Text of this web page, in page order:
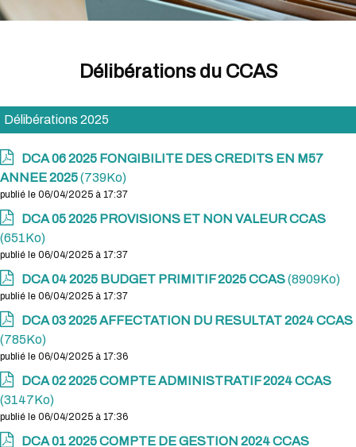
Délibérations du CCAS
Délibérations 2025
DCA 06 2025 FONGIBILITE DES CREDITS EN M57
ANNEE 2025(739Ko)
publié le 06/04/2025 à 17:37
DCA 05 2025 PROVISIONS ET NON VALEUR CCAS
(651Ko)
publié le 06/04/2025 à 17:37
DCA 04 2025 BUDGET PRIMITIF 2025 CCAS(8909Ko)
publié le 06/04/2025 à 17:37
DCA 03 2025 AFFECTATION DU RESULTAT 2024 CCAS
(785Ko)
publié le 06/04/2025 à 17:36
DCA 02 2025 COMPTE ADMINISTRATIF 2024 CCAS
(3147Ko)
publié le 06/04/2025 à 17:36
DCA 01 2025 COMPTE DE GESTION 2024 CCAS